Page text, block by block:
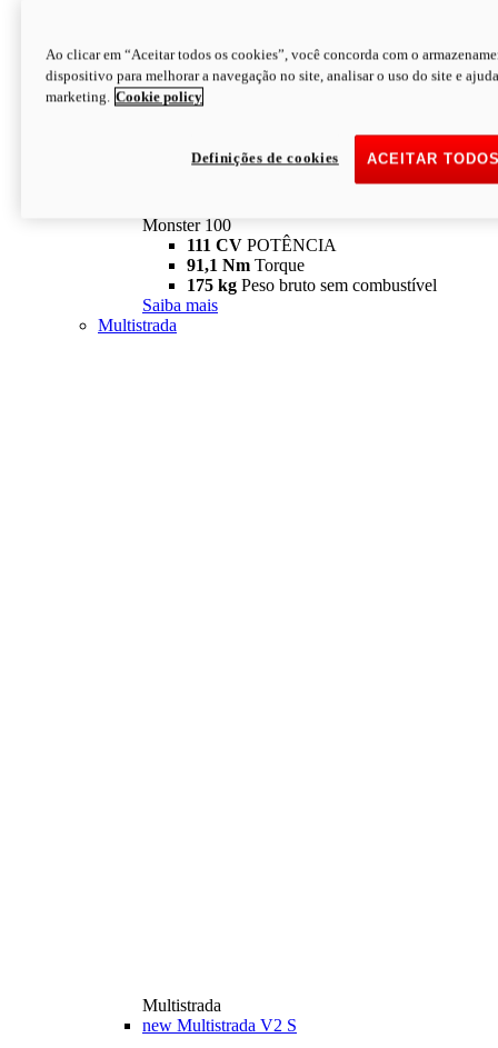
Monster
Monster 100
111 CV POTÊNCIA
91,1 Nm Torque
175 kg Peso bruto sem combustível
Saiba mais
Multistrada
Multistrada
new Multistrada V2 S
Ao clicar em “Aceitar todos os cookies”, você concorda com o
dispositivo para melhorar a navegação no site, analisar o uso do site e
marketing. Cookie policy
ACEITAR
Definições de cookies